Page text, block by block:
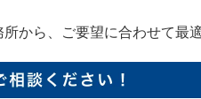
所から、ご要望に合わせて最